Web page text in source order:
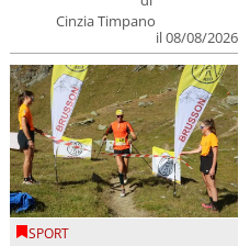
Cinzia Timpano
il 08/08/2026
SPORT